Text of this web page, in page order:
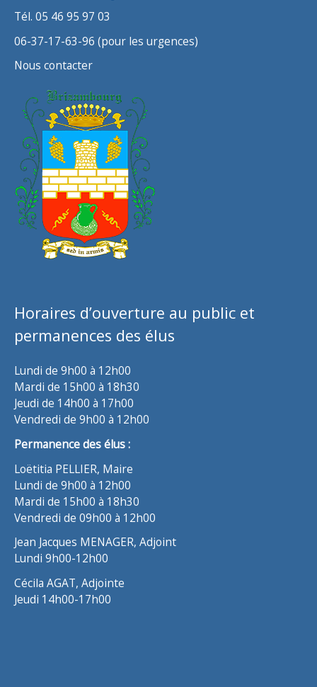
Tél. 05 46 95 97 03
06-37-17-63-96 (pour les urgences)
Nous contacter
Horaires d’ouverture au public et
permanences des élus
Lundi de 9h00 à 12h00
Mardi de 15h00 à 18h30
Jeudi de 14h00 à 17h00
Vendredi de 9h00 à 12h00
Permanence des élus :
Loëtitia PELLIER, Maire
Lundi de 9h00 à 12h00
Mardi de 15h00 à 18h30
Vendredi de 09h00 à 12h00
Jean Jacques MENAGER, Adjoint
Lundi 9h00-12h00
Cécila AGAT, Adjointe
Jeudi 14h00-17h00